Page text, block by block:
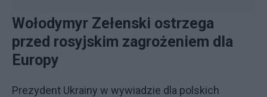
Wołodymyr Zełenski ostrzega
przed rosyjskim zagrożeniem dla
Europy
Prezydent Ukrainy w wywiadzie dla polskich